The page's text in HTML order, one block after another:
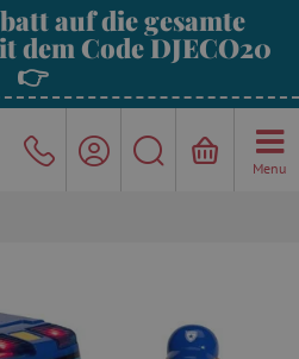
auf die gesamte
dem Code DJECO20
👉
Menu